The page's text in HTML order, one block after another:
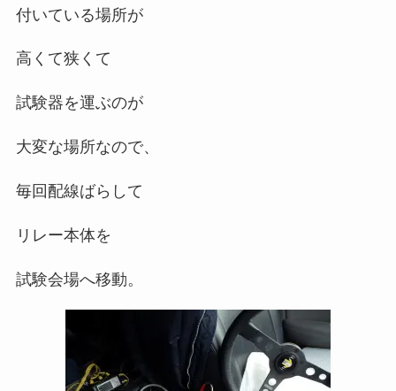
付いている場所が
高くて狭くて
試験器を運ぶのが
大変な場所なので、
毎回配線ばらして
リレー本体を
試験会場へ移動。